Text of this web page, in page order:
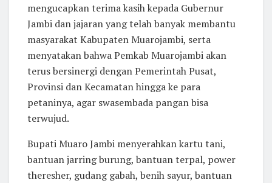
mengucapkan terima kasih kepada Gubernur
Jambi dan jajaran yang telah banyak membantu
masyarakat Kabupaten Muarojambi, serta
menyatakan bahwa Pemkab Muarojambi akan
terus bersinergi dengan Pemerintah Pusat,
Provinsi dan Kecamatan hingga ke para
petaninya, agar swasembada pangan bisa
terwujud.
Bupati Muaro Jambi menyerahkan kartu tani,
bantuan jarring burung, bantuan terpal, power
theresher, gudang gabah, benih sayur, bantuan